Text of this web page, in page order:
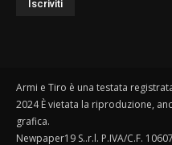
Armi e Tiro è una testata
2024 È vietata la riproduzione,
grafica.
Newpaper19 S..r.l. P.IVA/C.F.